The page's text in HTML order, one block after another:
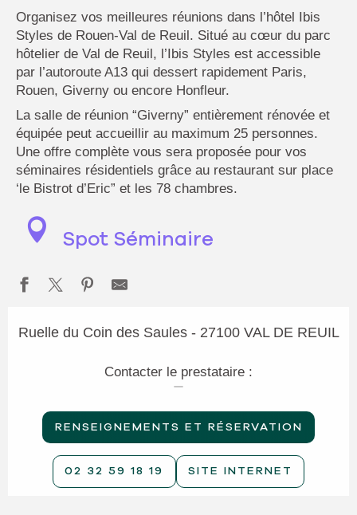
Organisez vos meilleures réunions dans l’hôtel Ibis
Styles de Rouen-Val de Reuil. Situé au cœur du parc
hôtelier de Val de Reuil, l’Ibis Styles est accessible
par l’autoroute A13 qui dessert rapidement Paris,
Rouen, Giverny ou encore Honfleur.
La salle de réunion “Giverny” entièrement rénovée et
équipée peut accueillir au maximum 25 personnes.
Une offre complète vous sera proposée pour vos
séminaires résidentiels grâce au restaurant sur place
‘le Bistrot d’Eric” et les 78 chambres.
Spot Séminaire
Ruelle du Coin des Saules - 27100 VAL DE REUIL
Contacter le prestataire :
RENSEIGNEMENTS ET RÉSERVATION
02 32 59 18 19 SITE INTERNET